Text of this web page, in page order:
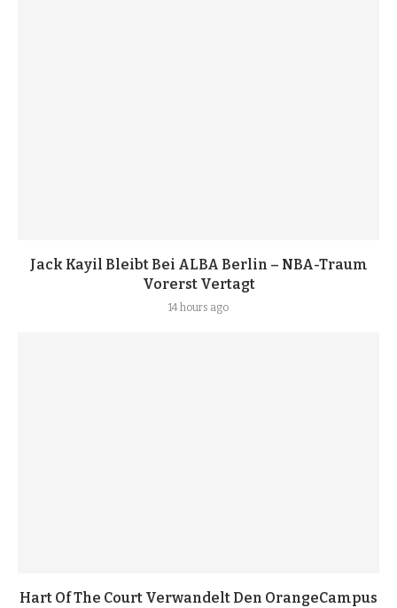
Jack Kayil Bleibt Bei ALBA Berlin – NBA-Traum
Vorerst Vertagt
14 hours ago
Hart Of The Court Verwandelt Den OrangeCampus